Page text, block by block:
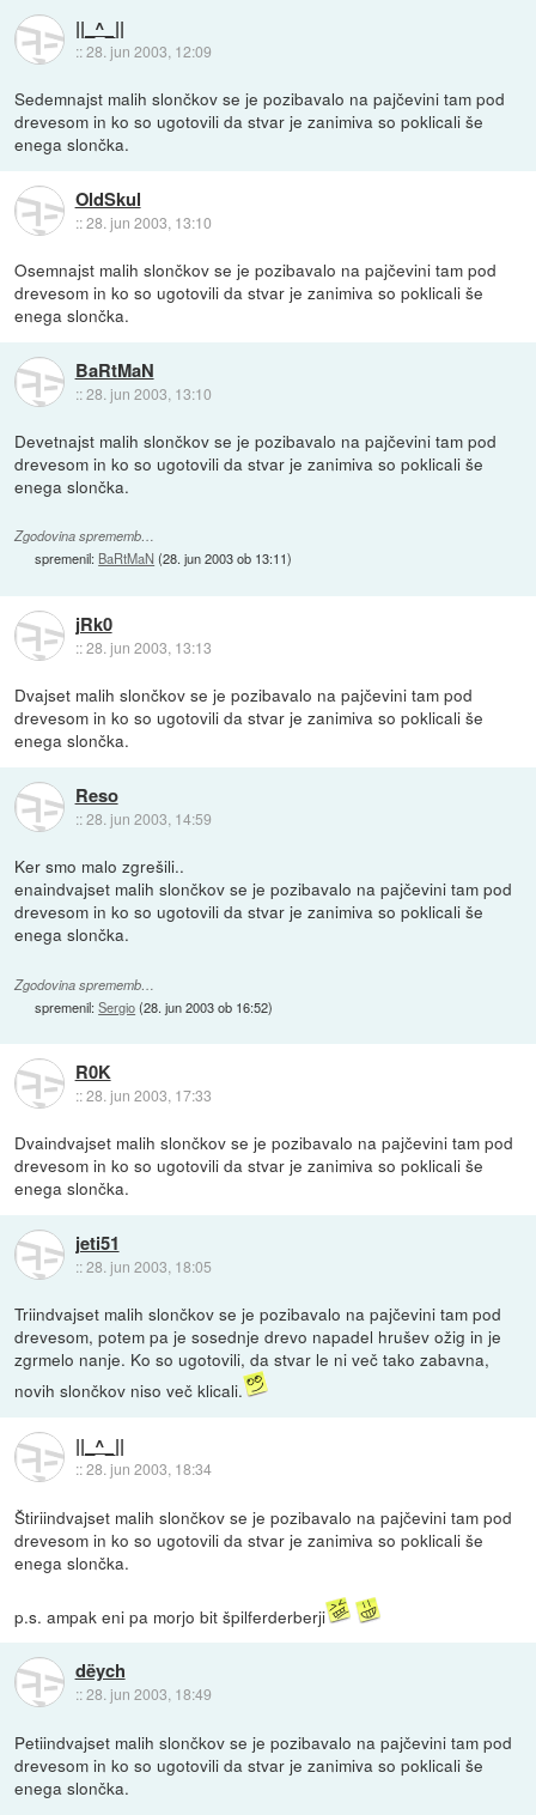
||_^_||
::28. jun 2003, 12:09
Sedemnajst malih slončkov se je pozibavalo na pajčevini tam pod
drevesom in ko so ugotovili da stvar je zanimiva so poklicali še
enega slončka.
OldSkul
::28. jun 2003, 13:10
Osemnajst malih slončkov se je pozibavalo na pajčevini tam pod
drevesom in ko so ugotovili da stvar je zanimiva so poklicali še
enega slončka.
BaRtMaN
::28. jun 2003, 13:10
Devetnajst malih slončkov se je pozibavalo na pajčevini tam pod
drevesom in ko so ugotovili da stvar je zanimiva so poklicali še
enega slončka.
Zgodovina sprememb…
spremenil: BaRtMaN (28. jun 2003 ob 13:11)
jRk0
::28. jun 2003, 13:13
Dvajset malih slončkov se je pozibavalo na pajčevini tam pod
drevesom in ko so ugotovili da stvar je zanimiva so poklicali še
enega slončka.
Reso
::28. jun 2003, 14:59
Ker smo malo zgrešili..
enaindvajset malih slončkov se je pozibavalo na pajčevini tam pod
drevesom in ko so ugotovili da stvar je zanimiva so poklicali še
enega slončka.
Zgodovina sprememb…
spremenil:Sergio(28. jun 2003 ob 16:52)
R0K
::28. jun 2003, 17:33
Dvaindvajset malih slončkov se je pozibavalo na pajčevini tam pod
drevesom in ko so ugotovili da stvar je zanimiva so poklicali še
enega slončka.
jeti51
::28. jun 2003, 18:05
Triindvajset malih slončkov se je pozibavalo na pajčevini tam pod
drevesom, potem pa je sosednje drevo napadel hrušev ožig in je
zgrmelo nanje. Ko so ugotovili, da stvar le ni več tako zabavna,
novih slončkov niso več klicali.
||_^_||
::28. jun 2003, 18:34
Štiriindvajset malih slončkov se je pozibavalo na pajčevini tam pod
drevesom in ko so ugotovili da stvar je zanimiva so poklicali še
enega slončka.
p.s. ampak eni pa morjo bit špilferderberji
dëych
::28. jun 2003, 18:49
Petiindvajset malih slončkov se je pozibavalo na pajčevini tam pod
drevesom in ko so ugotovili da stvar je zanimiva so poklicali še
enega slončka.